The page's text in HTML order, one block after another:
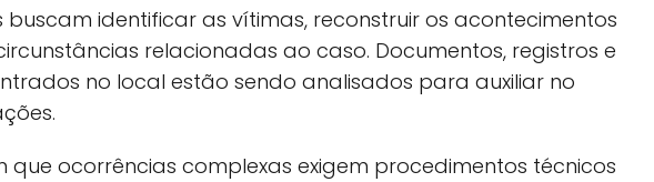
buscam identificar as vítimas, reconstruir os acontecimentos
relacionadas ao caso. Documentos, registros e
no local estão sendo analisados para auxiliar no
que ocorrências complexas exigem procedimentos técnicos